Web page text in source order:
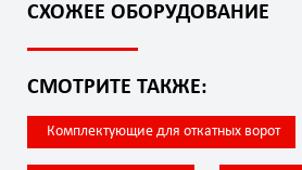
СХОЖЕЕ ОБОРУДОВАНИЕ
СМОТРИТЕ ТАКЖЕ:
Комплектующие для откатных ворот